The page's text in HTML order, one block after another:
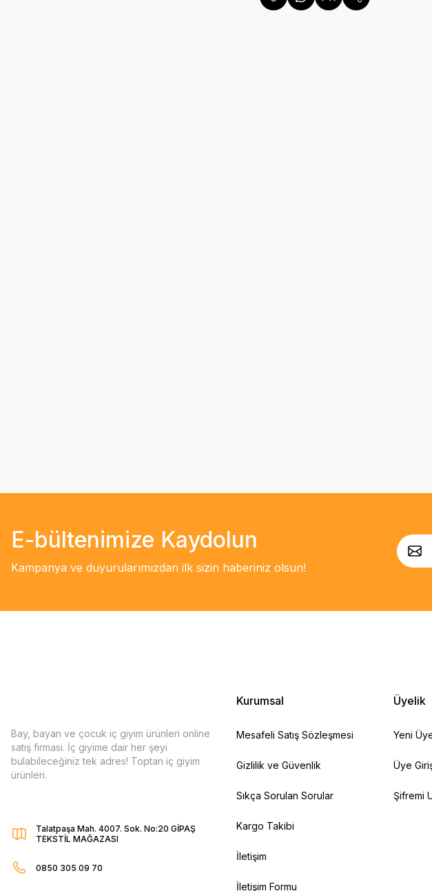
E-bültenimize Kaydolun
Kampanya ve duyurularımızdan ilk sizin haberiniz olsun!
Bay, bayan ve çocuk iç giyim ürünleri online
satış firması. İç giyime dair her şeyi
bulabileceğiniz tek adres! Toptan iç giyim
ürünleri.
Talatpaşa Mah. 4007. Sok. No:20 GİPAŞ
TEKSTİL MAĞAZASI
0850 305 09 70
Kurumsal
Mesafeli Satış Sözleşmesi
Gizlilik ve Güvenlik
Sıkça Sorulan Sorular
Kargo Takibi
İletişim
İletişim Formu
Üyelik
Yeni
Üye
Şifremi